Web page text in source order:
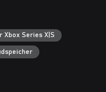
Xbox Series X|S